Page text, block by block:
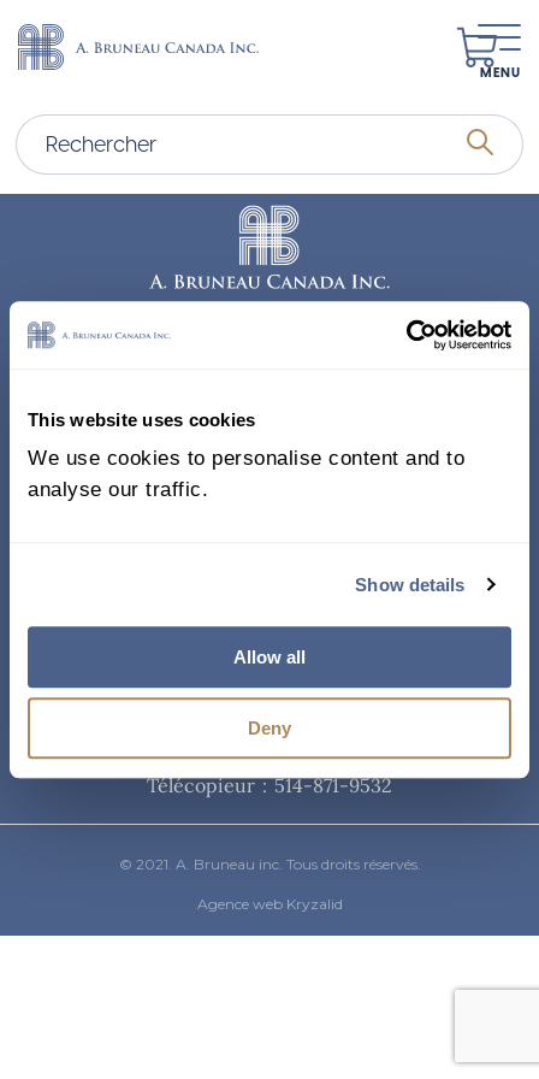
This website uses cookies
We use cookies to personalise content and to
analyse our traffic.
Show details
Allow all
Deny
MENU
338, Rue Saint-Antoine E.
Bureau 011, Montréal QC
H2Y 1A3 Canada
Téléphone
514-871-9821/ 1-800-361-8487
Télécopieur : 514-871-9532
© 2021. A. Bruneau inc. Tous droits réservés.
Agence web Kryzalid